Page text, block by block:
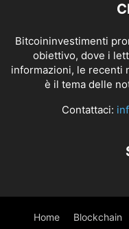
Bitcoininvestimenti
obiettivo, dove i
informazioni, le recenti
è il tema delle
Contattaci:
Home Blockchain